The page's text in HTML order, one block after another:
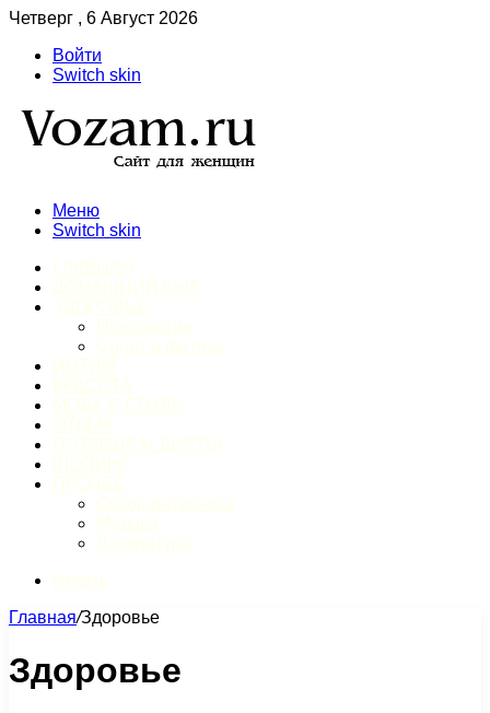
Четверг , 6 Август 2026
Войти
Switch skin
Меню
Switch skin
Главная/Здоровье
Здоровье